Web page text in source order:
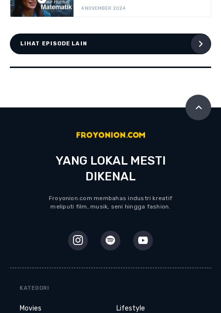
4 NOVEMBER 2024
LIHAT EPISODE LAIN
KATEGORI
Movies Lifestyle
YANG LOKAL MESTI
DIKENAL
Froyonion.com membahas industri kreatif
meliputi film, musik, seni hingga fashion.